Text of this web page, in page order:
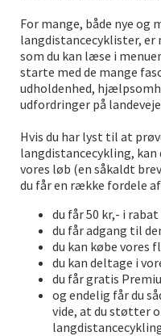
For mange, både nye og
langdistancecyklister,
som du kan læse i
starte med de mange
udholdenhed,
udfordringer på
Hvis du har lyst til at
langdistancecykling,
vores løb (en såkaldt
du får en række fordele
du får 50 kr,- i
du får adgang til
du kan købe vores
du kan deltage i
du får gratis
og endelig får du
vide, at du støtter